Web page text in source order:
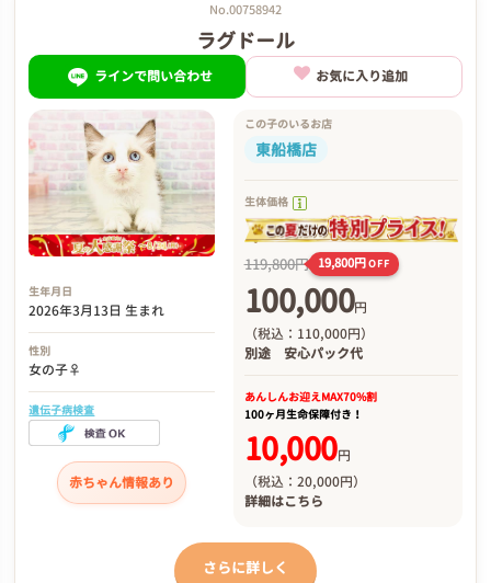
No.00758942
ラグドール
ラインで問い合わせ お気に入り追加
生年月日
2026年3月13日 生まれ
性別
女の子♀
遺伝子病検査
赤ちゃん情報あり
この子のいるお店
東船橋店
生体価格
119,800円 19,800円OFF
100,000円
（税込：110,000円）
別途 安心パック代
あんしんお迎えMAX70%割
100ヶ月生命保障付き！
10,000円
（税込：20,000円）
詳細はこちら
さらに詳しく